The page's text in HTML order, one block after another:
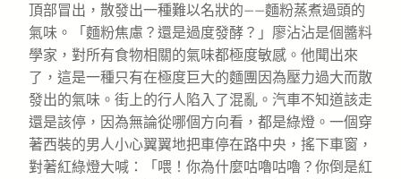
頂部冒出，散發出一種難以名狀的——麵粉蒸煮過頭的
氣味。「麵粉焦慮？還是過度發酵？」廖沾沾是個醬料
學家，對所有食物相關的氣味都極度敏感。他聞出來
了，這是一種只有在極度巨大的麵團因為壓力過大而散
發出的氣味。街上的行人陷入了混亂。汽車不知道該走
還是該停，因為無論從哪個方向看，都是綠燈。一個穿
著西裝的男人小心翼翼地把車停在路中央，搖下車窗，
對著紅綠燈大喊：「喂！你為什麼咕嚕咕嚕？你倒是紅